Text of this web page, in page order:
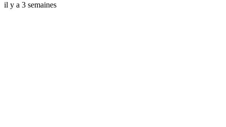
il y a 3 semaines